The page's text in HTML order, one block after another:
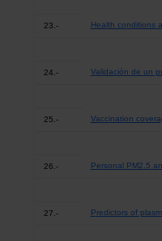
23.- Health conditions
24.- Validación de un
25.- Vaccination
26.- Personal PM2.5
27.- Predictors of